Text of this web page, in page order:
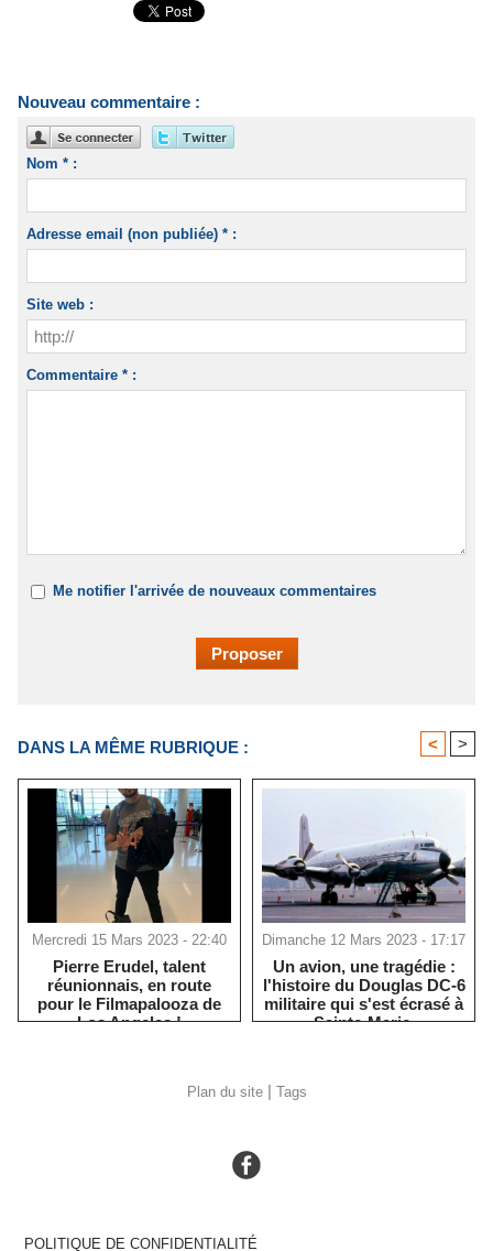
Nouveau commentaire :
Nom * :
Adresse email (non publiée) * :
Site web :
Commentaire * :
Me notifier l'arrivée de nouveaux commentaires
DANS LA MÊME RUBRIQUE : < >
Mercredi 15 Mars 2023 - 22:40
Pierre Erudel, talent
réunionnais, en route
pour le Filmapalooza de
Los Angeles !
Dimanche 12 Mars 2023 - 17:17
Un avion, une tragédie :
l'histoire du Douglas DC-6
militaire qui s'est écrasé à
Sainte-Marie.
Plan du site | Tags
POLITIQUE DE CONFIDENTIALITÉ